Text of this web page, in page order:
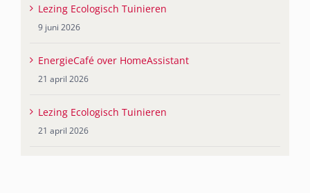
Lezing Ecologisch Tuinieren
9 juni 2026
EnergieCafé over HomeAssistant
21 april 2026
Lezing Ecologisch Tuinieren
21 april 2026